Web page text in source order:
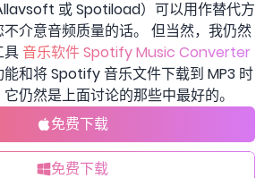
或 Spotiload）可以用作替代方
介意音频质量的话。 但当然，我仍然
具 音乐软件 Spotify Music Converter
和将 Spotify 音乐文件下载到 MP3 时
仍然是上面讨论的那些中最好的。
免费下载
免费下载